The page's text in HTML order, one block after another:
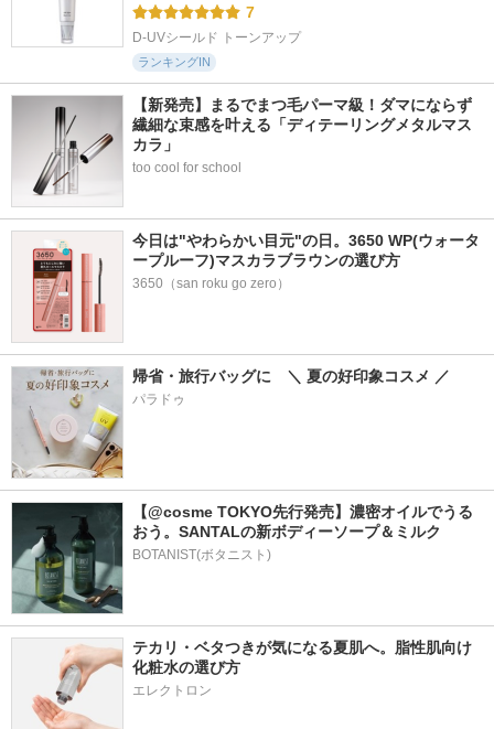
7
D-UVシールド トーンアップ
ランキングIN
【新発売】まるでまつ毛パーマ級！ダマにならず
繊細な束感を叶える「ディテーリングメタルマス
カラ」
too cool for school
今日は"やわらかい目元"の日。3650 WP(ウォータ
ープルーフ)マスカラブラウンの選び方
3650（san roku go zero）
帰省・旅行バッグに　＼ 夏の好印象コスメ ／
パラドゥ
【@cosme TOKYO先行発売】濃密オイルでうる
おう。SANTALの新ボディーソープ＆ミルク
BOTANIST(ボタニスト)
テカリ・ベタつきが気になる夏肌へ。脂性肌向け
化粧水の選び方
エレクトロン